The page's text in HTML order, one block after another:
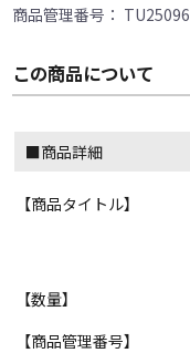
商品管理番号：
この商品について
■商品詳細
【商品タイトル】
【数量】
【商品管理番号】